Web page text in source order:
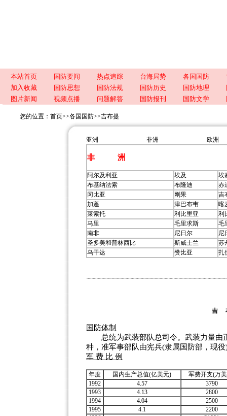
本站首页 国防要闻 热点追踪 台海局势 各国国防
加入收藏
国防思想 国防法规 国防历史 国防地理
图片新闻
视频点播 问题解答 国防报刊 国防文学
您的位置： 首页>>各国国防>>吉布提
亚洲 非洲 欧洲
非 洲
阿尔及利亚 埃及
埃
布基纳法索
布隆迪
赤
冈比亚
刚果
吉
加蓬
津巴布韦
喀
莱索托
利比里亚
利
马里
毛里求斯
毛
南非
尼日尔
尼
圣多美和普林西比
斯威士兰
苏
乌干达
赞比亚 扎
国防体制
总统为武装部队总司令。武装力量由
种，准军事部队由宪兵(隶属国防部，现
军 费 比 例
年度 国内生产总值(亿美元)
军费开支(万
1992
4.57
3790
1993
4.13
2800
1994
4.04
2500
1995
4.1
2200